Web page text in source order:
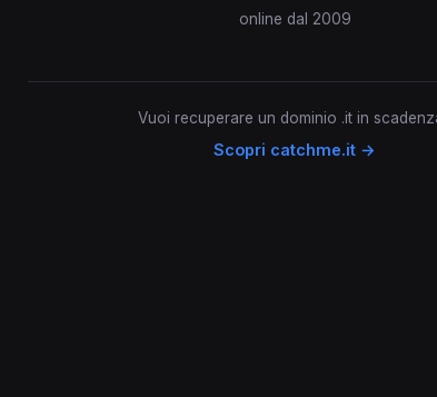
online dal 2009
Vuoi recuperare un dominio .it in
Scopri catchme.it →